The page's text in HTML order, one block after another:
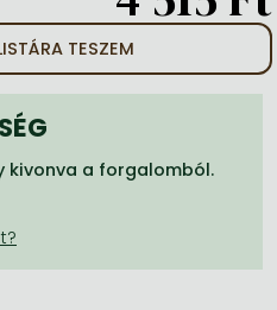
TESZEM
kivonva a forgalomból.